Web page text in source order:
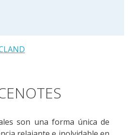
son una forma única de